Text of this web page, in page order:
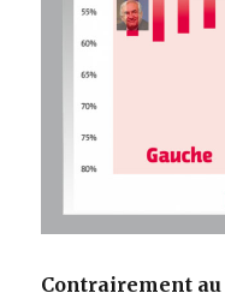
Contrairement